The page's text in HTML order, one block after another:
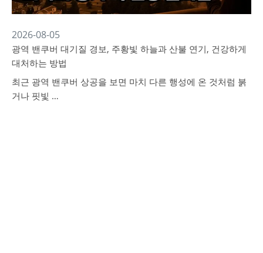
2026-08-05
광역 밴쿠버 대기질 경보, 주황빛 하늘과 산불 연기, 건강하게
대처하는 방법
최근 광역 밴쿠버 상공을 보면 마치 다른 행성에 온 것처럼 붉
거나 핏빛 …